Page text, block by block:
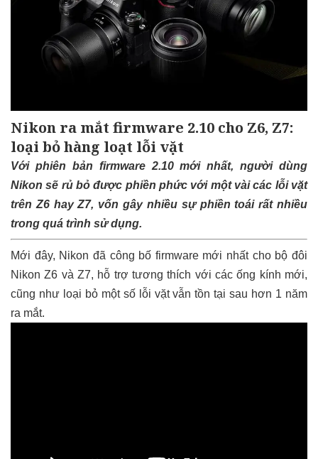
Nikon ra mắt firmware 2.10 cho Z6, Z7:
loại bỏ hàng loạt lỗi vặt
Với phiên bản firmware 2.10 mới nhất, người dùng
Nikon sẽ rủ bỏ được phiền phức với một vài các lỗi vặt
trên Z6 hay Z7, vốn gây nhiều sự phiền toái rất nhiều
trong quá trình sử dụng.
Mới đây, Nikon đã công bố firmware mới nhất cho bộ đôi
Nikon Z6 và Z7, hỗ trợ tương thích với các ống kính mới,
cũng như loại bỏ một số lỗi vặt vẫn tồn tại sau hơn 1 năm
ra mắt.